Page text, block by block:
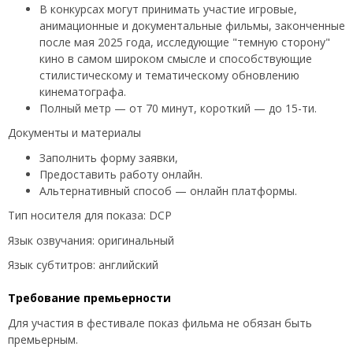
В конкурсах могут принимать участие игровые,
анимационные и документальные фильмы, законченные
после мая 2025 года, исследующие "темную сторону"
кино в самом широком смысле и способствующие
стилистическому и тематическому обновлению
кинематографа.
Полный метр — от 70 минут, короткий — до 15-ти.
Документы и материалы
Заполнить форму заявки,
Предоставить работу онлайн.
Альтернативный способ — онлайн платформы.
Тип носителя для показа: DCP
Язык озвучания: оригинальный
Язык субтитров: английский
Требование премьерности
Для участия в фестивале показ фильма не обязан быть
премьерным.